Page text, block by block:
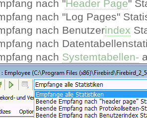
nach "Header Page"
nach "Log Pages"
nach Benutzerindex
nach
nach Systemtabellen-